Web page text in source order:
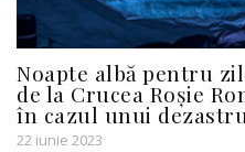
Noapte albă pentru
de la Crucea Roșie
în cazul unui
22 iunie 2023